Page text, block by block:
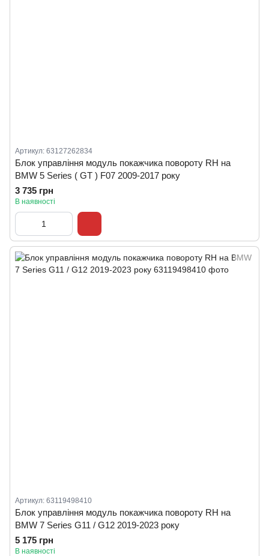
Артикул: 63127262834
Блок управління модуль покажчика повороту RH на
BMW 5 Series ( GT ) F07 2009-2017 року
3 735 грн
В наявності
Артикул: 63119498410
Блок управління модуль покажчика повороту RH на
BMW 7 Series G11 / G12 2019-2023 року
5 175 грн
В наявності